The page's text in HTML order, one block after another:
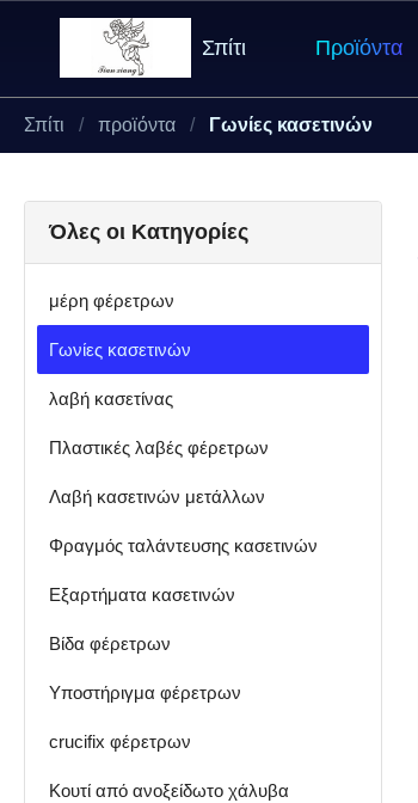
Σπίτι Προϊόντα
Σπίτι προϊόντα Γωνίες κασετινών
Όλες οι Κατηγορίες
μέρη φέρετρων
Γωνίες κασετινών
λαβή κασετίνας
Πλαστικές λαβές φέρετρων
Λαβή κασετινών μετάλλων
Φραγμός ταλάντευσης κασετινών
Εξαρτήματα κασετινών
Βίδα φέρετρων
Υποστήριγμα φέρετρων
crucifix φέρετρων
Κουτί από ανοξείδωτο χάλυβα